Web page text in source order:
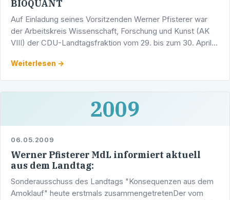
BIOQUANT
Auf Einladung seines Vorsitzenden Werner Pfisterer war
der Arbeitskreis Wissenschaft, Forschung und Kunst (AK
VIII) der CDU-Landtagsfraktion vom 29. bis zum 30. April
Weiterlesen →
2009
06.05.2009
Werner Pfisterer MdL informiert aktuell
aus dem Landtag:
Sonderausschuss des Landtags "Konsequenzen aus dem
Amoklauf" heute erstmals zusammengetretenDer vom